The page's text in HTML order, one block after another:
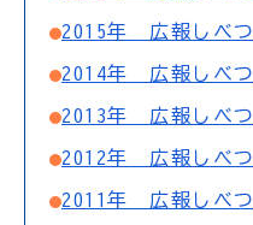
2015年 広報しべつ
2014年 広報しべつ
2013年 広報しべつ
2012年 広報しべつ
2011年 広報しべつ